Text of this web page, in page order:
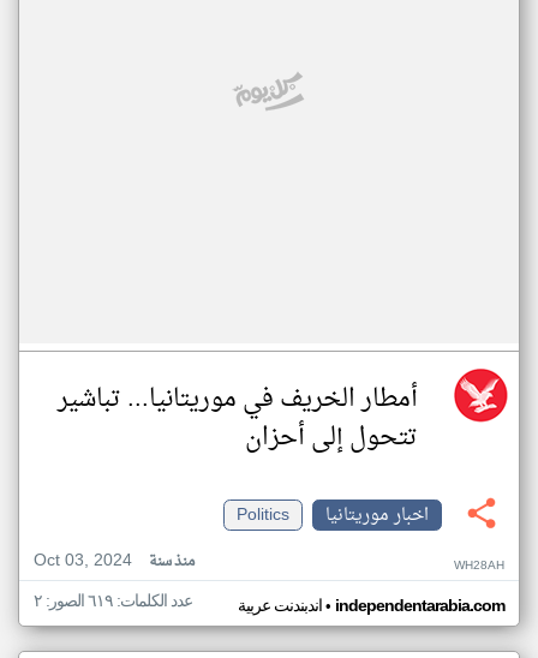
أمطار الخريف في موريتانيا... تباشير
تتحول إلى أحزان
اخبار موريتانيا
Politics
Oct 03, 2024
منذ سنة WH28AH
اندبندنت عربية• independentarabia.com عدد الكلمات: ٦١٩ الصور: ٢